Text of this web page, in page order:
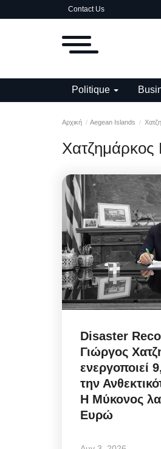
Contact Us
Politique
Αρχική Aegean Islands
Χατζημάρκος
Disaster
Γιώργος
ενεργοποιεί
την
Η Μύκονος
Ευρώ